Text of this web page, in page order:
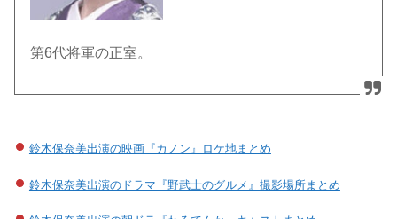
第6代将軍の正室。
鈴木保奈美出演の映画『カノン』ロケ地まとめ
鈴木保奈美出演のドラマ『野武士のグルメ』撮影場所まとめ